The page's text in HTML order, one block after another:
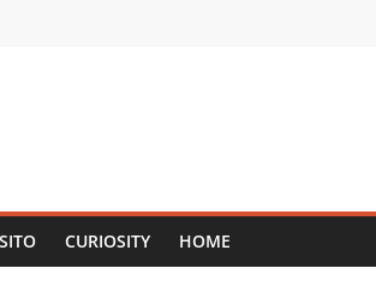
CURIOSITY HOME